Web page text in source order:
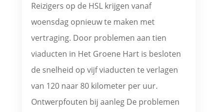
Reizigers op de HSL krijgen vanaf
woensdag opnieuw te maken met
vertraging. Door problemen aan tien
viaducten in Het Groene Hart is besloten
de snelheid op vijf viaducten te verlagen
van 120 naar 80 kilometer per uur.
Ontwerpfouten bij aanleg De problemen